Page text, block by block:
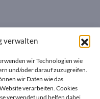
verwalten
wir Technologien wie
und/oder darauf zuzugreifen.
wir Daten wie das
verarbeiten. Cookies
verwendet und helfen dabei,